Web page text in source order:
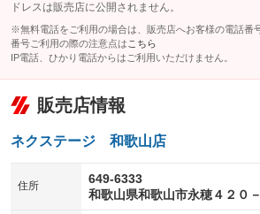
ドレスは販売店に公開されません。
※無料電話をご利用の場合は、販売店へお客様の電話番
番号ご利用の際の注意点は こちら
IP電話、ひかり電話からはご利用いただけません。
販売店情報
ネクステージ 和歌山店
住所
649-6333
和歌山県和歌山市永穂４２０